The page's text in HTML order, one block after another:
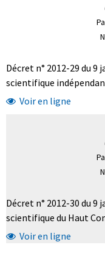
Décret n° 2012-29 du
scientifique
Voir en ligne
Décret n° 2012-30 du
scientifique du Haut
Voir en ligne